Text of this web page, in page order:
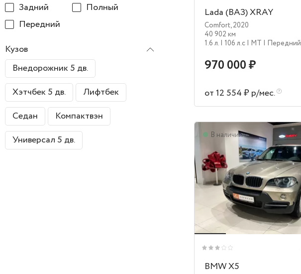
Задний
Полный
Передний
Кузов
Внедорожник 5 дв.
Хэтчбек 5 дв.
Лифтбек
Седан
Компактвэн
Универсал 5 дв.
Lada (ВАЗ) XRAY
Comfort,2020
40 902 км
1.6 л. | 106 л.c | MT | Передний
970 000 ₽
от 12 554 ₽ р/мес.
В наличии
BMW X5